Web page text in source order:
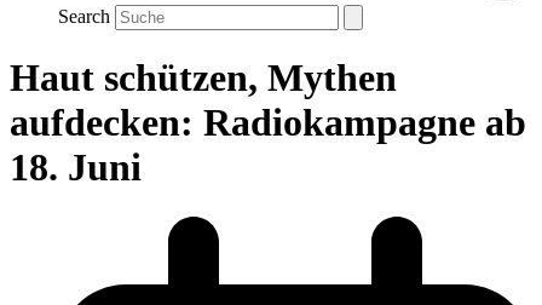
Search
Haut schützen, Mythen
aufdecken: Radiokampagne ab
18. Juni